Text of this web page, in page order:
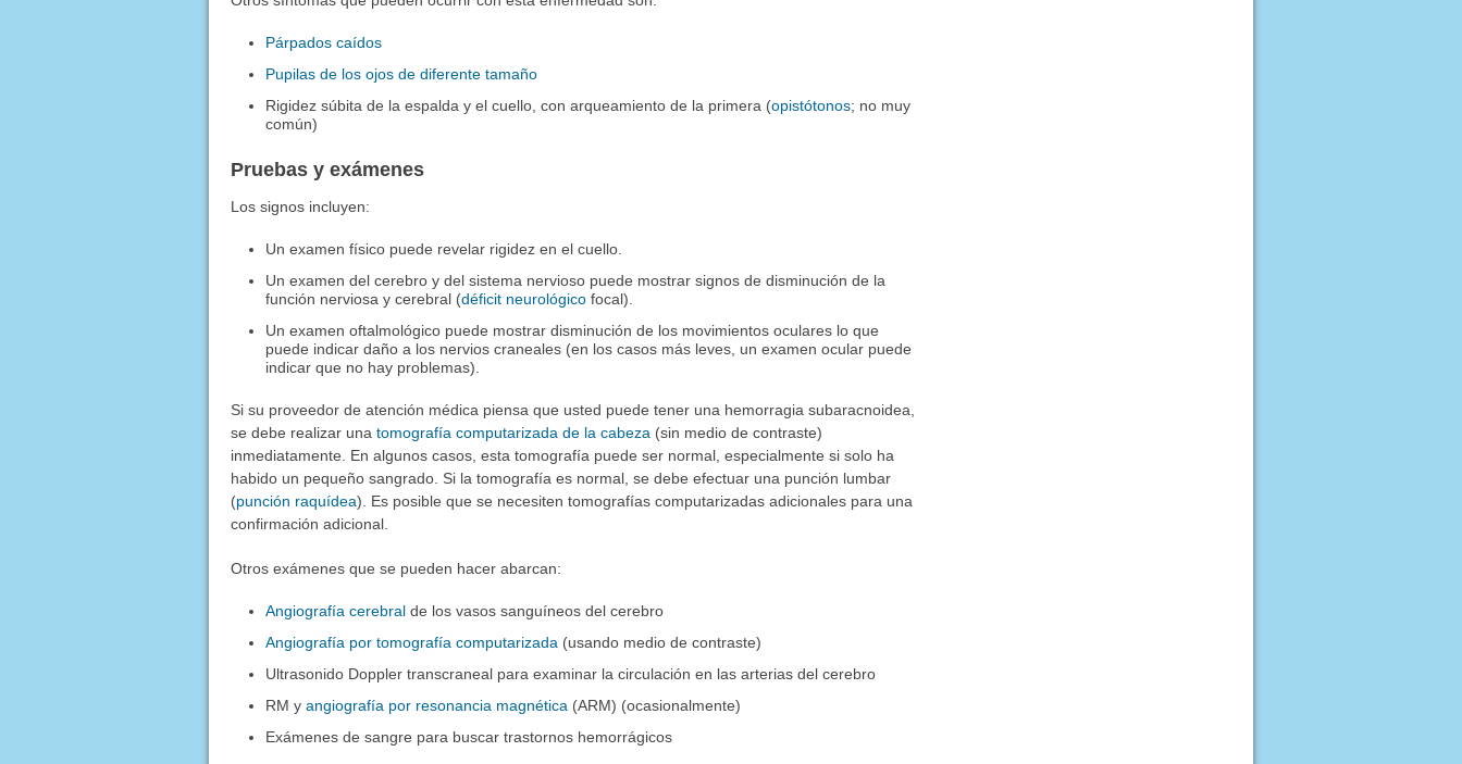
Párpados caídos
Pupilas de los ojos de diferente tamaño
Rigidez súbita de la espalda y el cuello, con arqueamiento de la primera (opistótonos; no muy
común)
Pruebas y exámenes
Los signos incluyen:
Un examen físico puede revelar rigidez en el cuello.
Un examen del cerebro y del sistema nervioso puede mostrar signos de disminución de la
función nerviosa y cerebral (déficit neurológico focal).
Un examen oftalmológico puede mostrar disminución de los movimientos oculares lo que
puede indicar daño a los nervios craneales (en los casos más leves, un examen ocular puede
indicar que no hay problemas).
Si su proveedor de atención médica piensa que usted puede tener una hemorragia subaracnoidea,
se debe realizar una tomografía computarizada de la cabeza(sin medio de contraste)
inmediatamente. En algunos casos, esta tomografía puede ser normal, especialmente si solo ha
habido un pequeño sangrado. Si la tomografía es normal, se debe efectuar una punción lumbar
(punción raquídea). Es posible que se necesiten tomografías computarizadas adicionales para una
confirmación adicional.
Otros exámenes que se pueden hacer abarcan:
Angiografía cerebral de los vasos sanguíneos del cerebro
Angiografía por tomografía computarizada (usando medio de contraste)
Ultrasonido Doppler transcraneal para examinar la circulación en las arterias del cerebro
RM yangiografía por resonancia magnética (ARM) (ocasionalmente)
Exámenes de sangre para buscar trastornos hemorrágicos